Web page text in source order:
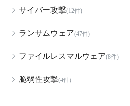
サイバー攻撃(12件)
ランサムウェア(47件)
ファイルレスマルウェア(8件)
脆弱性攻撃(4件)